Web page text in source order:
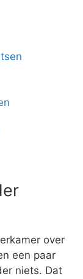
over
een paar
niets. Dat